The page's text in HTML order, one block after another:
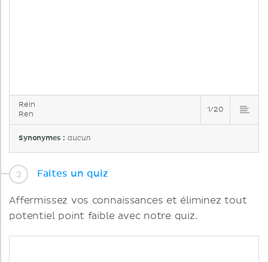
Rein
Ren
1/20
Synonymes :aucun
Faites un quiz
Affermissez vos connaissances et éliminez tout
potentiel point faible avec notre quiz.